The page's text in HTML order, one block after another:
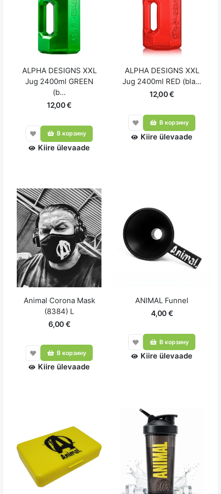
ALPHA DESIGNS XXL
Jug 2400ml GREEN
(b...
12,00 €
В корзину
Kiire ülevaade
ALPHA DESIGNS XXL
Jug 2400ml RED (bla...
12,00 €
В корзину
Kiire ülevaade
Animal Corona Mask
(8384) L
6,00 €
В корзину
Kiire ülevaade
ANIMAL Funnel
4,00 €
В корзину
Kiire ülevaade